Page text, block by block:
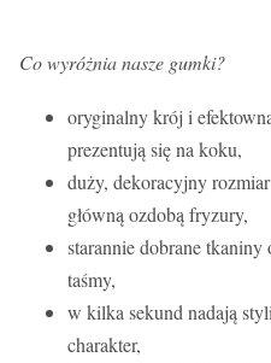
Co wyróżnia nasze gumki?
oryginalny krój i
prezentują się na koku,
duży, dekoracyjny
główną ozdobą fryzury,
starannie dobrane
taśmy,
w kilka sekund nadają
charakter,